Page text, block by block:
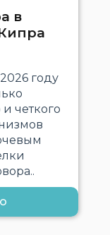
в
году
четкого